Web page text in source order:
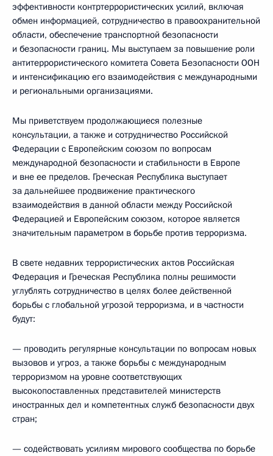
эффективности контртеррористических усилий, включая
обмен информацией, сотрудничество в правоохранительной
области, обеспечение транспортной безопасности
и безопасности границ. Мы выступаем за повышение роли
антитеррористического комитета Совета Безопасности ООН
и интенсификацию его взаимодействия с международными
и региональными организациями.
Мы приветствуем продолжающиеся полезные
консультации, а также и сотрудничество Российской
Федерации с Европейским союзом по вопросам
международной безопасности и стабильности в Европе
и вне ее пределов. Греческая Республика выступает
за дальнейшее продвижение практического
взаимодействия в данной области между Российской
Федерацией и Европейским союзом, которое является
значительным параметром в борьбе против терроризма.
В свете недавних террористических актов Российская
Федерация и Греческая Республика полны решимости
углублять сотрудничество в целях более действенной
борьбы с глобальной угрозой терроризма, и в частности
будут:
— проводить регулярные консультации по вопросам новых
вызовов и угроз, а также борьбы с международным
терроризмом на уровне соответствующих
высокопоставленных представителей министерств
иностранных дел и компетентных служб безопасности двух
стран;
— содействовать усилиям мирового сообщества по борьбе